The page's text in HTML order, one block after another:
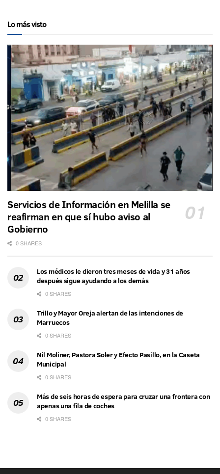
Lo más visto
Servicios de Información en Melilla se
reafirman en que sí hubo aviso al
Gobierno
0 SHARES
Los médicos le dieron tres meses de vida y 31 años
después sigue ayudando a los demás
0 SHARES
Trillo y Mayor Oreja alertan de las intenciones de
Marruecos
0 SHARES
Nil Moliner, Pastora Soler y Efecto Pasillo, en la Caseta
Municipal
0 SHARES
Más de seis horas de espera para cruzar una frontera con
apenas una fila de coches
0 SHARES